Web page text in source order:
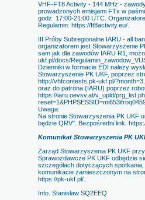
VHF-FT8 Activity - 144 MHz -
prowadzonych emisjami FTx w
godz. 17:00-21:00 UTC.
Regulamin: https://ft8activity.eu/.
III Próby Subregionalne IARU - all
organizatorem jest Stowarzyszenie
sam jak dla zawodów IARU R1,
ukf.pl/docs/
Dzienniki w formacie EDI należy
Stowarzyszenie PK UKF, poprzez
http://vhfcontests.pk-ukf.pl/?month=3.
oraz do patrona (IARU) poprzez
https://iaru.oevsv.at/v_upld/
Uwaga:
Na stronie Stowarzyszenia PK UKF
będzie QRV". Bezpośredni link:
Komunikat Stowarzyszenia PK
Zarząd Stowarzyszenia PK UKF
Sprawozdawcze PK UKF odbędzie
szczegółach dotyczących
komunikacie zamieszczonym na
https://pk-ukf.pl/.
Info. Stanisław SQ2EEQ